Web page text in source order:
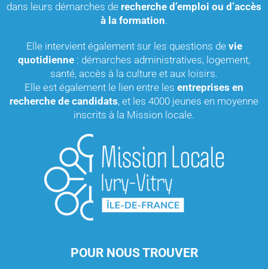
dans leurs démarches de recherche d’emploi ou d’accès
à la formation.
Elle intervient également sur les questions de vie
quotidienne : démarches administratives, logement,
santé, accès à la culture et aux loisirs.
Elle est également le lien entre les entreprises en
recherche de candidats, et les 4000 jeunes en moyenne
inscrits à la Mission locale.
POUR NOUS TROUVER